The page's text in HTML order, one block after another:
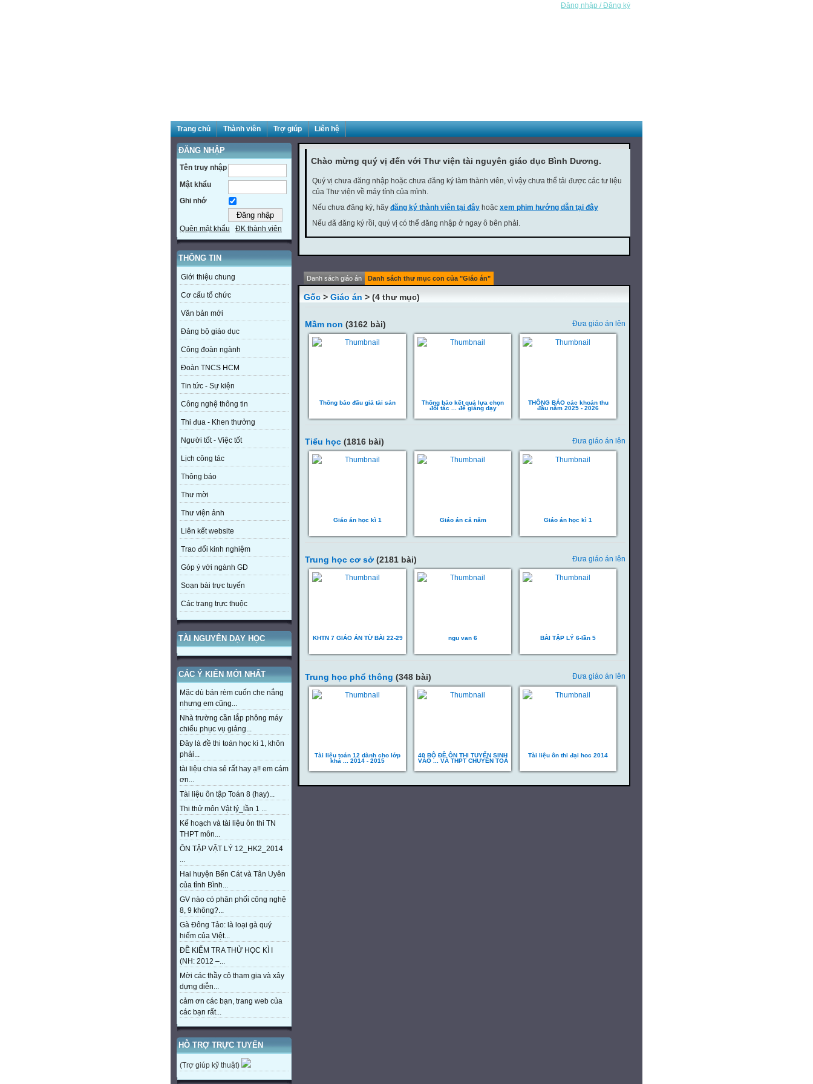
Đăng nhập / Đăng ký
Trang chủ Thành viên Trợ giúp Liên hệ
ĐĂNG NHẬP
Tên truy nhập
Mật khẩu
Ghi nhớ
Quên mật khẩu ĐK thành viên
THÔNG TIN
Giới thiệu chung
Cơ cấu tổ chức
Văn bản mới
Đảng bộ giáo dục
Công đoàn ngành
Đoàn TNCS HCM
Tin tức - Sự kiện
Công nghệ thông tin
Thi đua - Khen thưởng
Người tốt - Việc tốt
Lịch công tác
Thông báo
Thư mời
Thư viện ảnh
Liên kết website
Trao đổi kinh nghiệm
Góp ý với ngành GD
Soạn bài trực tuyến
Các trang trực thuộc
TÀI NGUYÊN DẠY HỌC
CÁC Ý KIẾN MỚI NHẤT
Mặc dù bán rèm cuốn che nắng
nhưng em cũng...
Nhà trường cần lắp phông máy
chiếu phục vụ giảng...
Đây là đề thi toán học kì 1, khôn
phải...
tài liệu chia sẻ rất hay ạ!! em cám
ơn...
Tài liệu ôn tập Toán 8 (hay)...
Thi thử môn Vật lý_lần 1 ...
Kế hoạch và tài liệu ôn thi TN
THPT môn...
ÔN TẬP VẬT LÝ 12_HK2_2014
...
Hai huyện Bến Cát và Tân Uyên
của tỉnh Bình...
GV nào có phân phối công nghệ
8, 9 không?...
Gà Đông Tảo: là loại gà quý
hiếm của Việt...
ĐỀ KIỂM TRA THỬ HỌC KÌ I
(NH: 2012 –...
Mời các thầy cô tham gia và xây
dựng diễn...
cảm ơn các bạn, trang web của
các bạn rất...
HỖ TRỢ TRỰC TUYẾN
(Trợ giúp kỹ thuật)
Chào mừng quý vị đến với Thư viện tài nguyên giáo dục Bình Dương.
Quý vị chưa đăng nhập hoặc chưa đăng ký làm thành viên, vì vậy chưa thể tải được các tư liệu
của Thư viện về máy tính của mình.
Nếu chưa đăng ký, hãy đăng ký thành viên tại đây hoặc xem phim hướng dẫn tại đây
Nếu đã đăng ký rồi, quý vị có thể đăng nhập ở ngay ô bên phải.
Danh sách giáo án Danh sách thư mục con của "Giáo án"
Gốc > Giáo án > (4 thư mục)
Đưa giáo án lên
Mầm non (3162 bài)
Thông báo đấu giá tài sản
Thông báo kết quả lựa chọn
đối tác ... để giảng dạy
THÔNG BÁO các khoản thu
đầu năm 2025 - 2026
Đưa giáo án lên
Tiểu học (1816 bài)
Giáo án học kì 1 Giáo án cả năm Giáo án học kì 1
Đưa giáo án lên
Trung học cơ sở (2181 bài)
KHTN 7 GIÁO ÁN TỪ BÀI 22-29 ngu van 6 BÀI TẬP LÝ 6-lần 5
Đưa giáo án lên
Trung học phổ thông (348 bài)
Tài liệu toán 12 dành cho lớp
khá ... 2014 - 2015
40 BỘ ĐỀ ÔN THI TUYỂN SINH
VÀO ... VÀ THPT CHUYÊN TOÁ
Tài liệu ôn thi đại hoc 2014